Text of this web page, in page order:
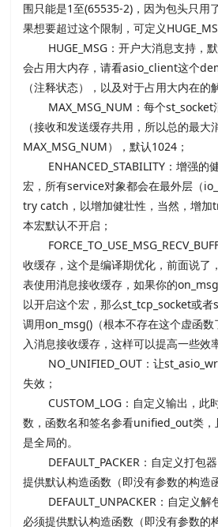
围只能是1至(65535-2)， 因为包头只用
果想要超过这个限制，可定义
HUGE_MSG：开户大消息支持，
会占用大内存，请看asio_client这个
（注释状态），以及对于占用大内在的
MAX_MSG_NUM：每个st_socket
（接收和发送缓存共用，所以总的最大
MAX_MSG_NUM），默认1024；
ENHANCED_STABILITY：增强的
宏，所有service对象都会在最外层（
try catch，以增加健壮性，当然，增加
本宏默认不开启；
收缓存，这个是编译期优化，前面说
表使用消息接收缓存，如果你的
以开启这个宏，那么st_tcp_socket或
调用on_msg()（根本不存在这个虚函
入消息接收缓存，这样可以提高一些效
NO_UNIFIED_OUT：让
失效；
CUSTOM_LOG：自定义输出，此
数，函数名和签名参看unified_out类，
是全局的。
DEFAULT_PACKER：自定义打包
提供默认构造函数（即没有参数的构造
DEFAULT_UNPACKER：自定义解
必须提供默认构造函数（即没有参数的